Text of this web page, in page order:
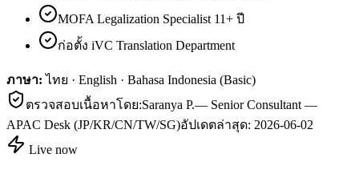
MOFA Legalization Specialist 11+ ปี
ก่อตั้ง iVC Translation Department
ภาษา: ไทย · English · Bahasa Indonesia (Basic)
ตรวจสอบเนื้อหาโดย:Saranya P.— Senior Consultant —
APAC Desk (JP/KR/CN/TW/SG)อัปเดตล่าสุด: 2026-06-02
Live now